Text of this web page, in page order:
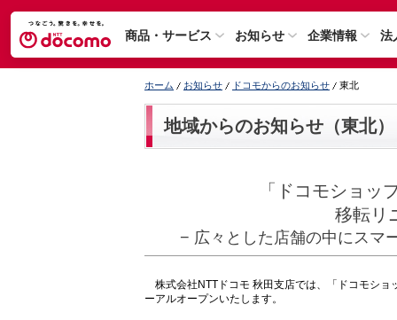
商品・サービス お知らせ 企業情報 法
ホーム お知らせ ドコモからのお知らせ 東北
地域からのお知らせ（東北）
「ドコモショッ
移転リ
− 広々とした店舗の中にスマ
株式会社NTTドコモ 秋田支店では、「ドコモショ
ーアルオープンいたします。